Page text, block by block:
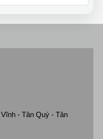
- Tân Quý - Tân